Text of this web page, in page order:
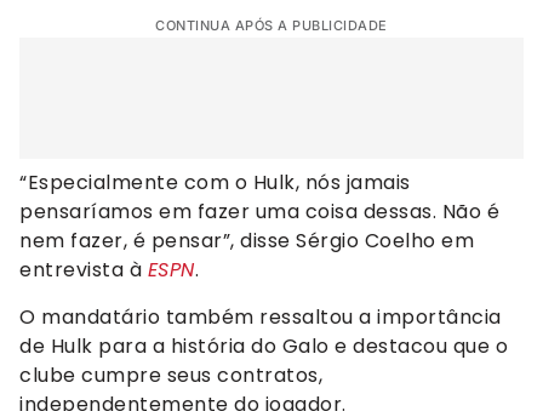
CONTINUA APÓS A PUBLICIDADE
“Especialmente com o Hulk, nós jamais
pensaríamos em fazer uma coisa dessas. Não é
nem fazer, é pensar”, disse Sérgio Coelho em
entrevista à ESPN.
O mandatário também ressaltou a importância
de Hulk para a história do Galo e destacou que o
clube cumpre seus contratos,
independentemente do jogador.